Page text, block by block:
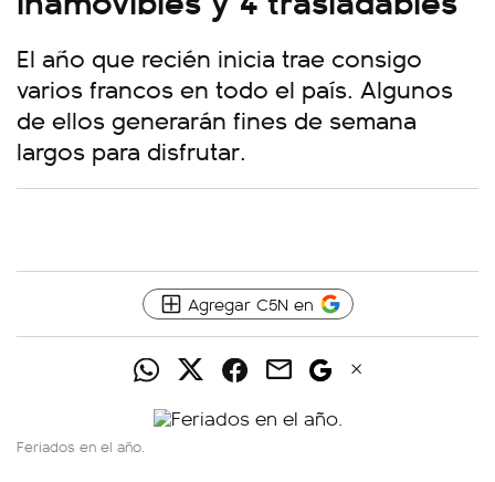
El año que recién inicia trae consigo
varios francos en todo el país. Algunos
de ellos generarán fines de semana
largos para disfrutar.
Agregar C5N en
Feriados en el año.